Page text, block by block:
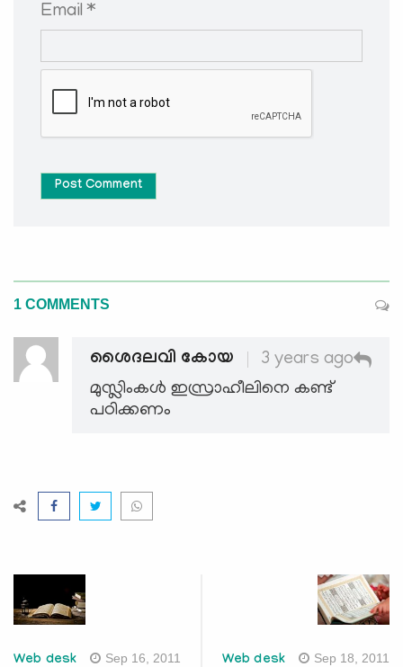
Email *
Post Comment
1 COMMENTS
ശൈദലവി കോയ
3 years ago
മുസ്ലിംകൾ ഇസ്രാഹീലിനെ കണ്ട്
പഠിക്കണം
Web desk Sep 16, 2011 Web desk Sep 18, 2011